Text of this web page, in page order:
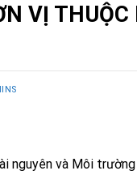
VỊ THUỘC
nguyên và Môi